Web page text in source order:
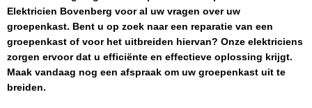
Elektricien Bovenberg voor al uw vragen over uw
groepenkast. Bent u op zoek naar een reparatie van een
groepenkast of voor het uitbreiden hiervan? Onze elektriciens
zorgen ervoor dat u efficiënte en effectieve oplossing krijgt.
Maak vandaag nog een afspraak om uw groepenkast uit te
breiden.